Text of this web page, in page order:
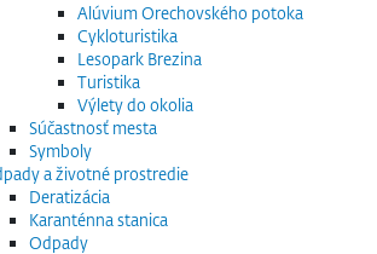
Alúvium Orechovského potoka
Cykloturistika
Lesopark Brezina
Turistika
Výlety do okolia
Súčastnosť mesta
Symboly
a životné prostredie
Deratizácia
Karanténna stanica
Odpady